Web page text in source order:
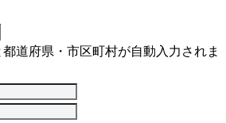
道府県・市区町村が自動入力されま